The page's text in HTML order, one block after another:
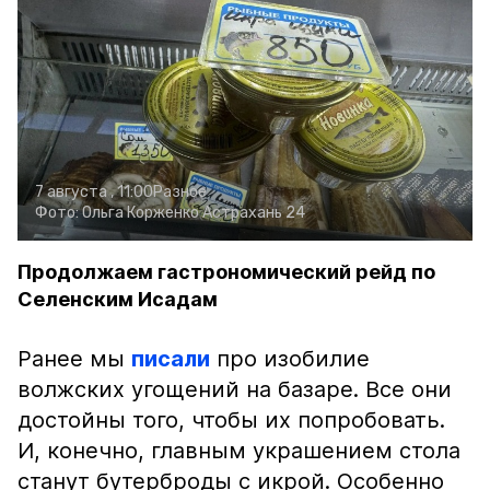
7 августа , 11:00Разное
Фото:Ольга КорженкоАстрахань 24
Продолжаем гастрономический рейд по
Селенским Исадам
Ранее мы писали про изобилие
волжских угощений на базаре. Все они
достойны того, чтобы их попробовать.
И, конечно, главным украшением стола
станут бутерброды с икрой. Особенно